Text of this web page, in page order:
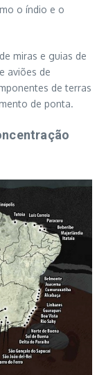
o índio e o
miras e guias de
aviões de
de terras
de ponta.